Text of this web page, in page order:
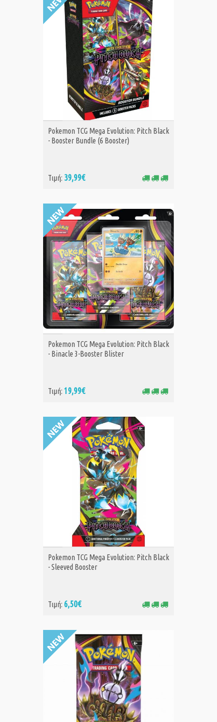
ΑΓΟΡΑ
Pokemon TCG Mega Evolution: Pitch Black
- Booster Bundle (6 Booster)
Τιμή: 39,99€
ΑΓΟΡΑ
Pokemon TCG Mega Evolution: Pitch Black
- Binacle 3-Booster Blister
Τιμή: 19,99€
ΑΓΟΡΑ
Pokemon TCG Mega Evolution: Pitch Black
- Sleeved Booster
Τιμή: 6,50€